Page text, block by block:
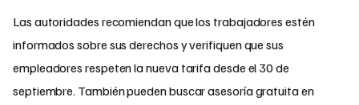
Las autoridades recomiendan que los trabajadores estén
informados sobre sus derechos y verifiquen que sus
empleadores respeten la nueva tarifa desde el 30 de
septiembre. También pueden buscar asesoría gratuita en